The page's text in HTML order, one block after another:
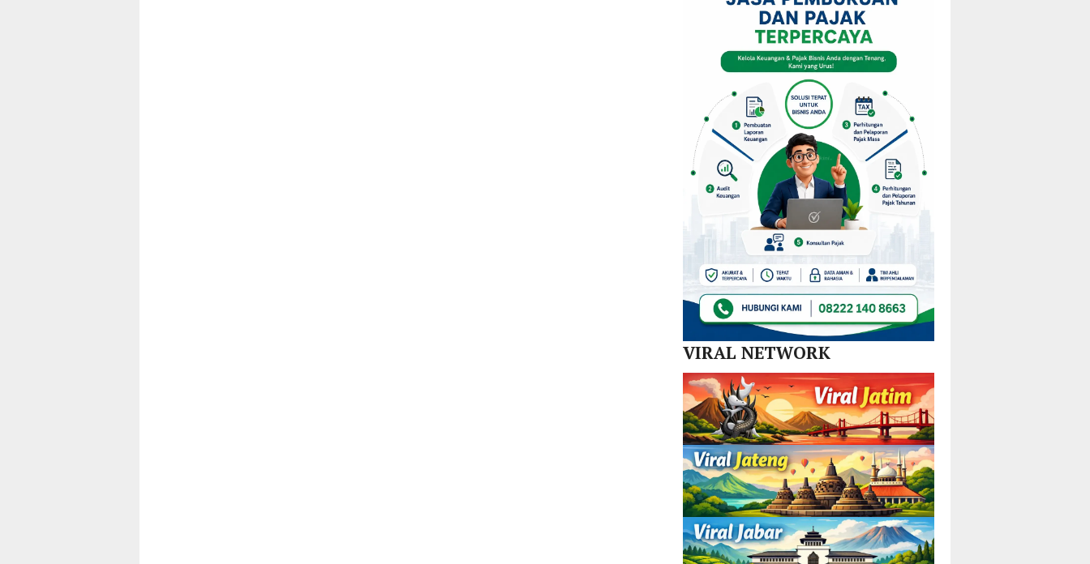
Kejurprov
Malut
Dalam
Akejira
Mulai
Redistribusi
Guru
di 10
Kecamatan
KPPD
Inovasi
Hilirisasi
Nikel
SPBE
VIRAL NETWORK